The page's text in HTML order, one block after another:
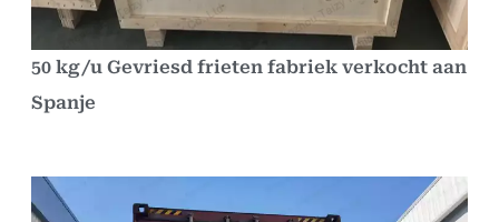
50 kg/u Gevriesd frieten fabriek verkocht aan
Spanje